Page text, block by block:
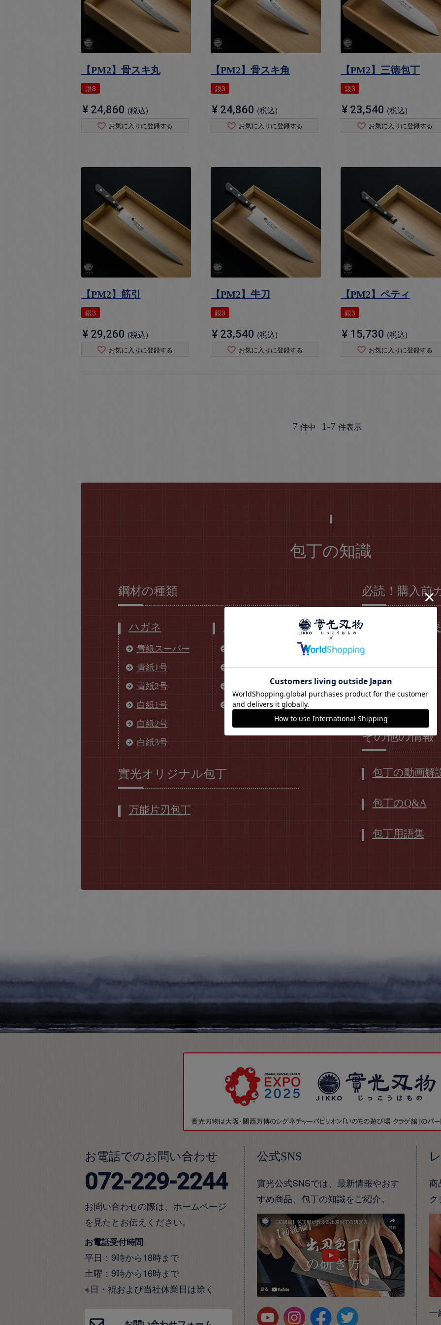
【PM2】骨スキ丸
銀3
¥ 24,860 税込
お気に入りに登録する
【PM2】骨スキ角
銀3
¥ 24,860 税込
お気に入りに登録する
【PM2】三徳包丁
銀3
¥ 23,540 税込
お気に入りに登録する
【PM2】筋引
銀3
¥ 29,260 税込
お気に入りに登録する
【PM2】牛刀
銀3
¥ 23,540 税込
お気に入りに登録する
【PM2】ペティ
銀3
¥ 15,730 税込
お気に入りに登録する
7 件中 1 -7 件表示
包丁の知識
鋼材の種類
ハガネ
青紙スーパー
青紙1号
青紙2号
白紙1号
白紙2号
白紙3号
コバルトS
VG10
實光オリジナル包丁
万能片刃包丁
必読！購入前
包丁選びの4
材質（鋼材）
包丁のサイズ
その他の情報
包丁の動画解
包丁のQ&A
包丁用語集
お電話でのお問い合わせ
072-229-2244
お問い合わせの際は、ホームページ
を見たとお伝えください。
お電話受付時間
平日：9時から18時まで
土曜：9時から16時まで
※日・祝および当社休業日は除く
公式SNS
實光公式SNSでは、最新情報やおす
すめ商品、包丁の知識をご紹介。
商
一